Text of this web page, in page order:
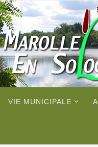
VIE MUNICIPALE